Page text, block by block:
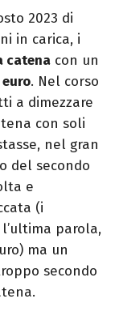
2023 di
in carica, i
catena con un
. Nel corso
a dimezzare
con soli
nel gran
del secondo
e
(i
parola,
ma un
secondo